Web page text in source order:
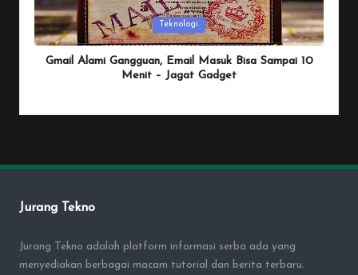
Posted
in
Teknologi
Gmail Alami Gangguan, Email Masuk Bisa Sampai 10
Menit – Jagat Gadget
Jurang Tekno
Jurang Tekno adalah platform informasi serba ada yang
menyediakan berbagai macam tutorial dan berita terbaru.